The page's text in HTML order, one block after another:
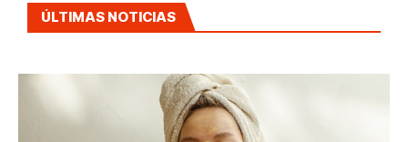
ÚLTIMAS NOTICIAS